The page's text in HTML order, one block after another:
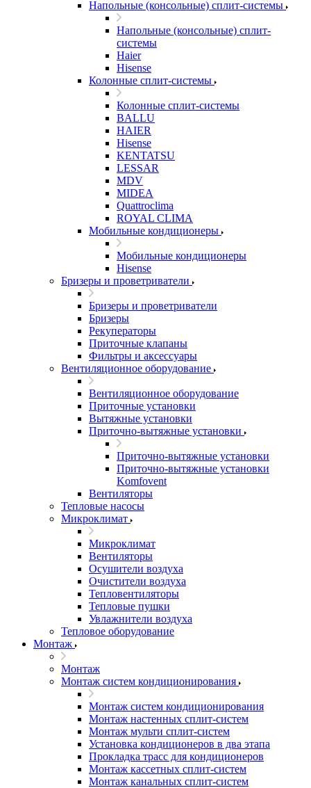
Напольные (консольные) сплит-системы
Напольные (консольные) сплит-
системы
Haier
Hisense
Колонные сплит-системы
Колонные сплит-системы
BALLU
HAIER
Hisense
KENTATSU
LESSAR
MDV
MIDEA
Quattroclima
ROYAL CLIMA
Мобильные кондиционеры
Мобильные кондиционеры
Hisense
Бризеры и проветриватели
Бризеры и проветриватели
Бризеры
Рекуператоры
Приточные клапаны
Фильтры и аксессуары
Вентиляционное оборудование
Вентиляционное оборудование
Приточные установки
Вытяжные установки
Приточно-вытяжные установки
Приточно-вытяжные установки
Приточно-вытяжные установки
Komfovent
Вентиляторы
Тепловые насосы
Микроклимат
Микроклимат
Вентиляторы
Осушители воздуха
Очистители воздуха
Тепловентиляторы
Тепловые пушки
Увлажнители воздуха
Тепловое оборудование
Монтаж
Монтаж
Монтаж систем кондиционирования
Монтаж систем кондиционирования
Монтаж настенных сплит-систем
Монтаж мульти сплит-систем
Установка кондиционеров в два этапа
Прокладка трасс для кондиционеров
Монтаж кассетных сплит-систем
Монтаж канальных сплит-систем